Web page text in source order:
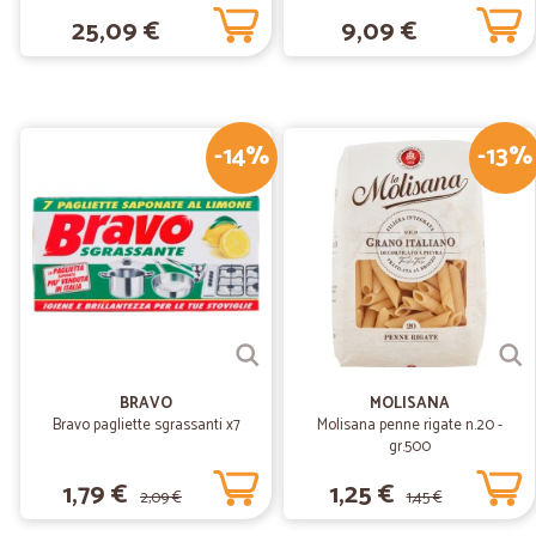
25,09 € 9,09 €
-14%
BRAVO
Bravo pagliette sgrassanti x7
1,79 € 2,09 €
-13%
MOLISANA
Molisana penne rigate n.20 -
gr.500
1,25 € 1,45 €